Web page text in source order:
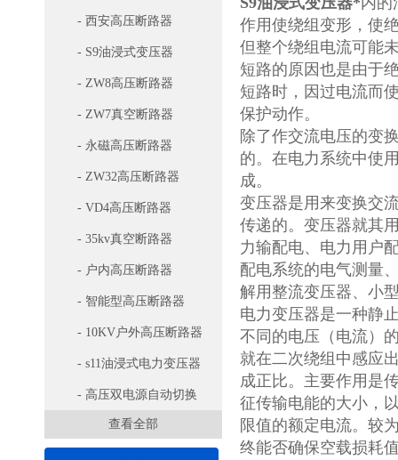
- 西安高压断路器
- S9油浸式变压器
- ZW8高压断路器
- ZW7真空断路器
- 永磁高压断路器
- ZW32高压断路器
- VD4高压断路器
- 35kv真空断路器
- 户内高压断路器
- 智能型高压断路器
- 10KV户外高压断路器
- s11油浸式电力变压器
- 高压双电源自动切换
查看全部
作用使绕组变形，使
但整个绕组电流可能
短路的原因也是由于
短路时，因过电流而
保护动作。
除了作交流电压的变
的。在电力系统中使
成。
变压器是用来变换交
传递的。变压器就其
力输配电、电力用户
配电系统的电气测量
解用整流变压器、小
电力变压器是一种静
不同的电压（电流）
就在二次绕组中感应
成正比。主要作用是
征传输电能的大小，
限值的额定电流。较
终能否确保空载损耗